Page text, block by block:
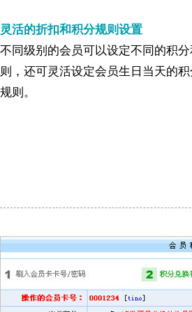
灵活的折扣和积分规则设置
不同级别的会员可以设定不同的积
则，还可灵活设定会员生日当天的
规则。